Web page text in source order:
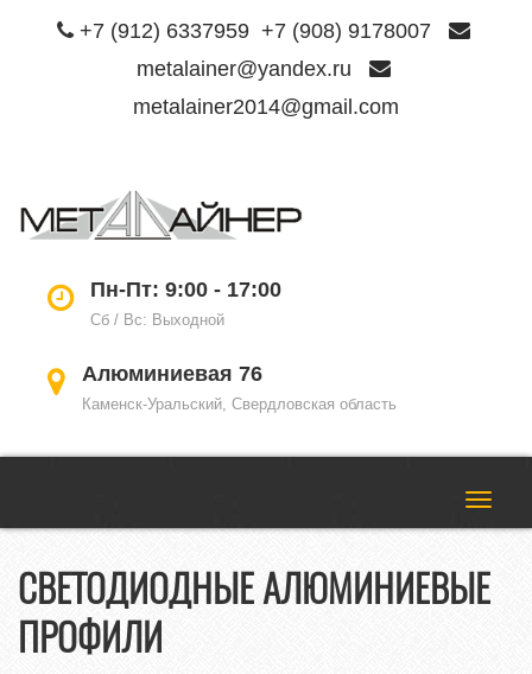
+7 (912) 6337959 +7 (908) 9178007
metalainer@yandex.ru
metalainer2014@gmail.com
Пн-Пт: 9:00 - 17:00
Сб / Вс: Выходной
Алюминиевая 76
Каменск-Уральский, Свердловская область
СВЕТОДИОДНЫЕ АЛЮМИНИЕВЫЕ
ПРОФИЛИ